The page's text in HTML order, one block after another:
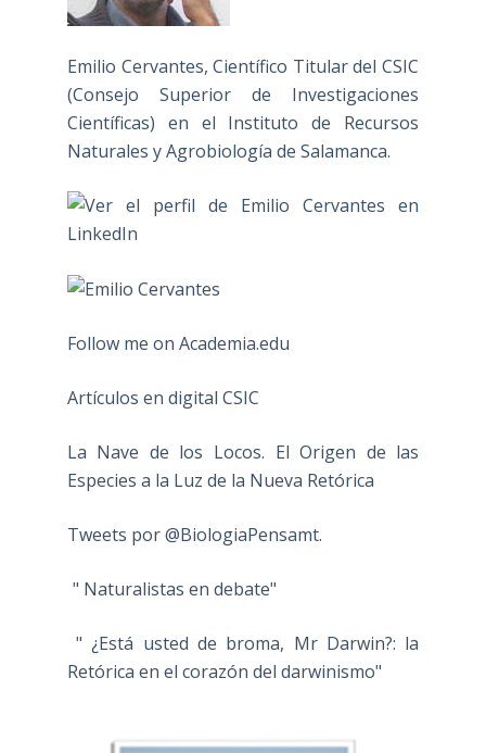
Emilio Cervantes, Científico Titular del CSIC
(Consejo Superior de Investigaciones
Científicas) en el Instituto de Recursos
Naturales y Agrobiología de Salamanca.
Follow me on Academia.edu
Artículos en digital CSIC
La Nave de los Locos. El Origen de las
Especies a la Luz de la Nueva Retórica
Tweets por @BiologiaPensamt.
" Naturalistas en debate"
" ¿Está usted de broma, Mr Darwin?: la
Retórica en el corazón del darwinismo"